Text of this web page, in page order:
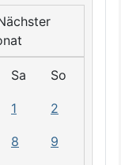
Sa So
1 2
8 9